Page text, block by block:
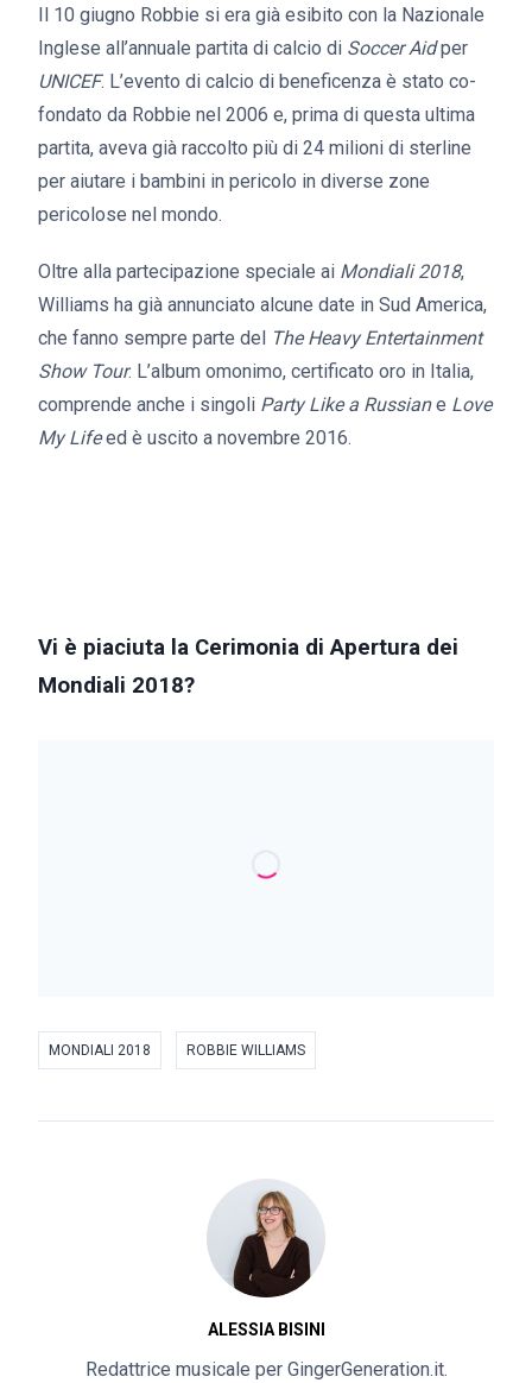
Il 10 giugno Robbie si era già esibito con la Nazionale
Inglese all’annuale partita di calcio di Soccer Aidper
UNICEF. L’evento di calcio di beneficenza è stato co-
fondato da Robbie nel 2006 e, prima di questa ultima
partita, aveva già raccolto più di 24 milioni di sterline
per aiutare i bambini in pericolo in diverse zone
pericolose nel mondo.
Oltre alla partecipazione speciale ai Mondiali 2018,
Williams ha già annunciato alcune date in Sud America,
che fanno sempre parte del
The Heavy Entertainment
Show Tour. L’album omonimo, certificato oro in Italia,
comprende anche i singoli Party Like a Russiane Love
My Lifeed è uscito a novembre 2016.
Vi è piaciuta la Cerimonia di Apertura dei
Mondiali 2018?
MONDIALI 2018 ROBBIE WILLIAMS
ALESSIA BISINI
Redattrice musicale per GingerGeneration.it.